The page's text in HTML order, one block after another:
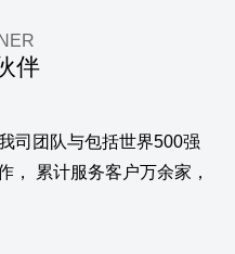
伴
司团队与包括世界500强
，
累计服务客户万余家，